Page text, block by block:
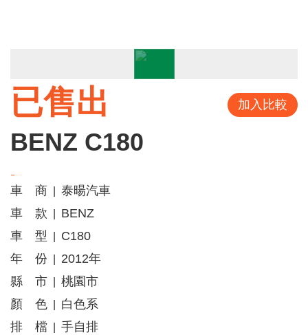
已售出 加入比較
BENZ C180
車 商
泰暘汽車
車 款
BENZ
車 型
C180
年 份
2012年
縣 市
桃園市
顏 色
白色系
排 檔
手自排